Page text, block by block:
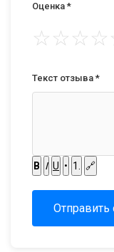
Оценка *
☆☆☆☆
Текст отзыва *
B I U • 1. 🔗
Отправить